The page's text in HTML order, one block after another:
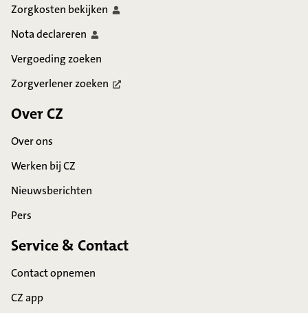
Zorgkosten bekijken
Notadeclareren
Vergoeding zoeken
Zorgverlenerzoeken
Over CZ
Over ons
Werken bij CZ
Nieuwsberichten
Pers
Service & Contact
Contact opnemen
CZ app